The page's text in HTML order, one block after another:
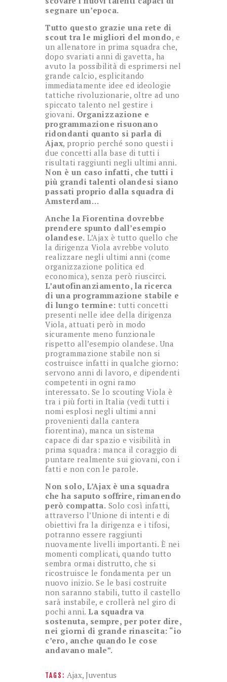
segnare un’epoca.
Tutto questo grazie una rete di
scout tra le migliori del mondo, e
un allenatore in prima squadra che,
dopo svariati anni di gavetta, ha
avuto la possibilità di esprimersi nel
grande calcio, esplicitando
immediatamente idee ed ideologie
tattiche rivoluzionarie, oltre ad uno
spiccato talento nel gestire i
giovani. Organizzazione e
programmazione risuonano
ridondanti quanto si parla di
Ajax, proprio perché sono questi i
due concetti alla base di tutti i
risultati raggiunti negli ultimi anni.
Non è un caso infatti, che tutti i
più grandi talenti olandesi siano
passati proprio dalla squadra di
Amsterdam…
Anche la Fiorentina dovrebbe
prendere spunto dall’esempio
olandese. L’Ajax è tutto quello che
la dirigenza Viola avrebbe voluto
realizzare negli ultimi anni (come
organizzazione politica ed
economica), senza però riuscirci.
L’autofinanziamento, la ricerca
di una programmazione stabile e
di lungo termine: tutti concetti
presenti nelle idee della dirigenza
Viola, attuati però in modo
sicuramente meno funzionale
rispetto all’esempio olandese. Una
programmazione stabile non si
costruisce infatti in qualche giorno:
servono anni di lavoro, e dipendenti
competenti in ogni ramo
interessato. Se lo scouting Viola è
tra i più forti in Italia (vedi tutti i
nomi esplosi negli ultimi anni
provenienti dalla cantera
fiorentina), manca un sistema
capace di dar spazio e visibilità in
prima squadra: manca il coraggio di
puntare realmente sui giovani, con i
fatti e non con le parole.
Non solo, L’Ajax è una squadra
che ha saputo soffrire, rimanendo
però compatta. Solo così infatti,
attraverso l’Unione di intenti e di
obiettivi fra la dirigenza e i tifosi,
potranno essere raggiunti
nuovamente livelli importanti. È nei
momenti complicati, quando tutto
sembra ormai distrutto, che si
ricostruisce le fondamenta per un
nuovo inizio. Se le basi costruite
non saranno stabili, tutto il castello
sarà instabile, e crollerà nel giro di
pochi anni. La squadra va
sostenuta, sempre, per poter dire,
nei giorni di grande rinascita: “io
c’ero, anche quando le cose
andavano male”.
TAGS: Ajax, Juventus